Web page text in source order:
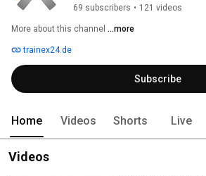
69 subscribers • 121 videos
More about this channel ...more
trainex24.de
Subscribe
Home Videos Shorts Live
Videos